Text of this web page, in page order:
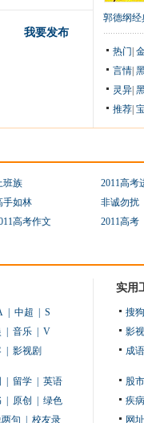
我要发布
郭德纲经
热门
言情
灵异
推荐
班族 2011高考
手如林 非诚勿扰
高考作文 2011高考
中超
S
音乐
V
影视剧
留学
英语
原创
绿色
句 校友录
实用
搜
影
成
股
疾
网